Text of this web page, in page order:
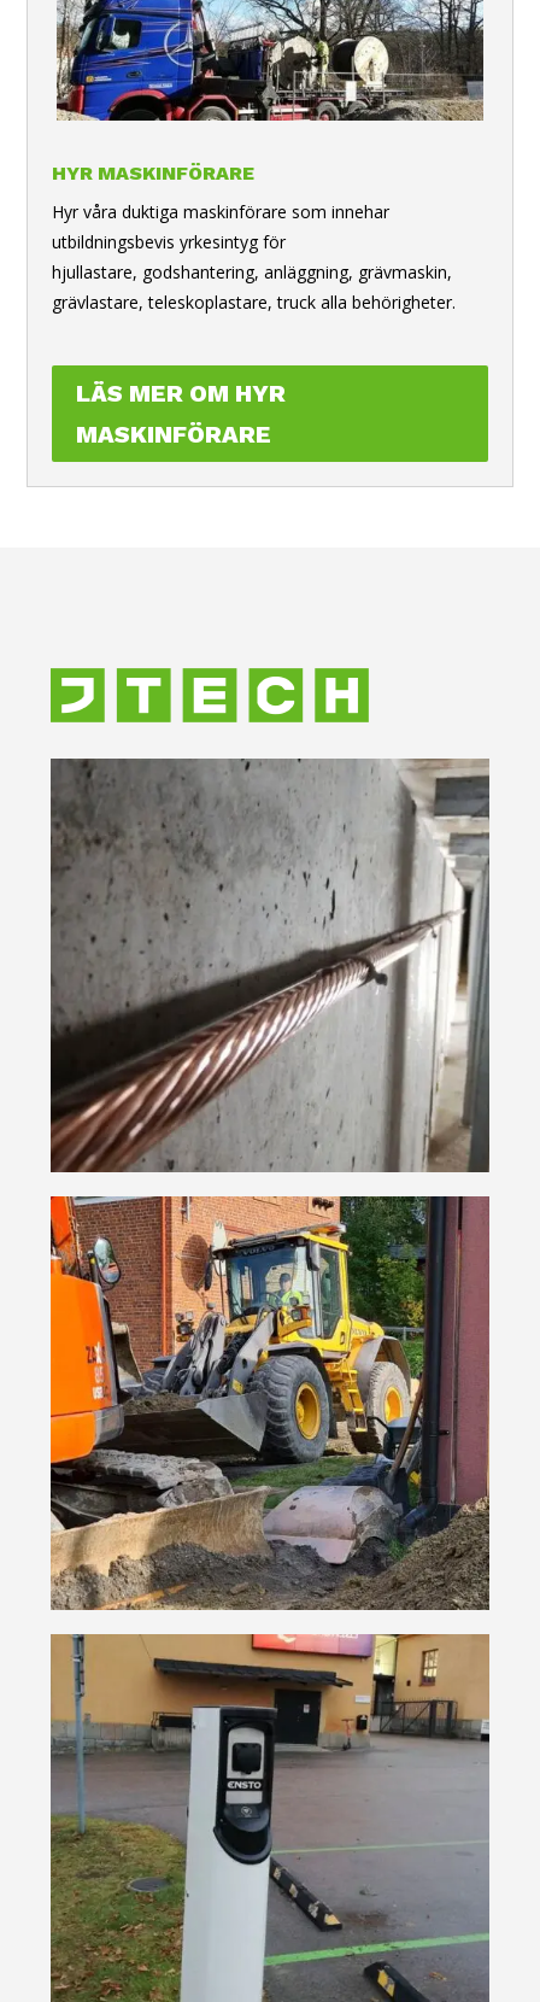
HYR MASKINFÖRARE
Hyr våra duktiga maskinförare som innehar
utbildningsbevis yrkesintyg för
hjullastare, godshantering, anläggning, grävmaskin,
grävlastare, teleskoplastare, truck alla behörigheter.
LÄS MER OM HYR
MASKINFÖRARE